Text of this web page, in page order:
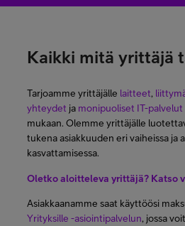
Kaikki mitä yrittäjä
Tarjoamme yrittäjälle laitteet,
yhteydet ja monipuoliset IT-palvelut
mukaan. Olemme yrittäjälle
tukena asiakkuuden eri vaiheissa ja
kasvattamisessa.
Oletko aloitteleva yrittäjä? Katso
Asiakkaanamme saat käyttöösi
Yrityksille -asiointipalvelun, jossa